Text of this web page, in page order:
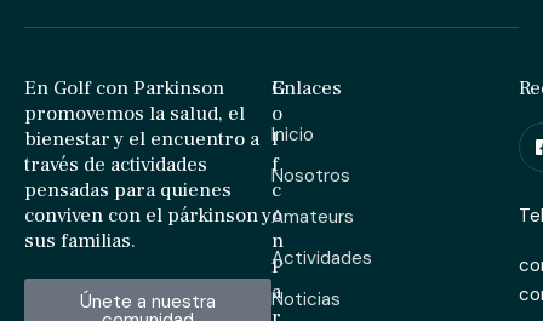
En Golf con Parkinson
promovemos la salud, el
bienestar y el encuentro a
través de actividades
pensadas para quienes
conviven con el párkinson y
sus familias.
Únete a nuestra
G
o
l
f
c
o
n
P
a
Enlaces
Inicio
Nosotros
Amateurs
Actividades
Noticias